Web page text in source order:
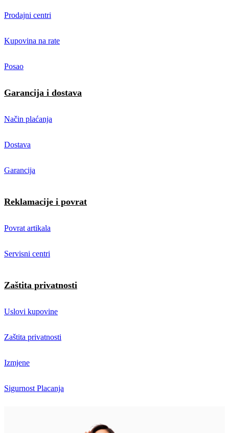
Prodajni centri
Kupovina na rate
Posao
Garancija i dostava
Način plaćanja
Dostava
Garancija
Reklamacije i povrat
Povrat artikala
Servisni centri
Zaštita privatnosti
Uslovi kupovine
Zaštita privatnosti
Izmjene
Sigurnost Placanja